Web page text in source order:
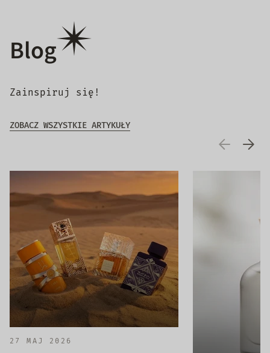
Blog
Zainspiruj się!
ZOBACZ WSZYSTKIE ARTYKUŁY
27 MAJ 2026